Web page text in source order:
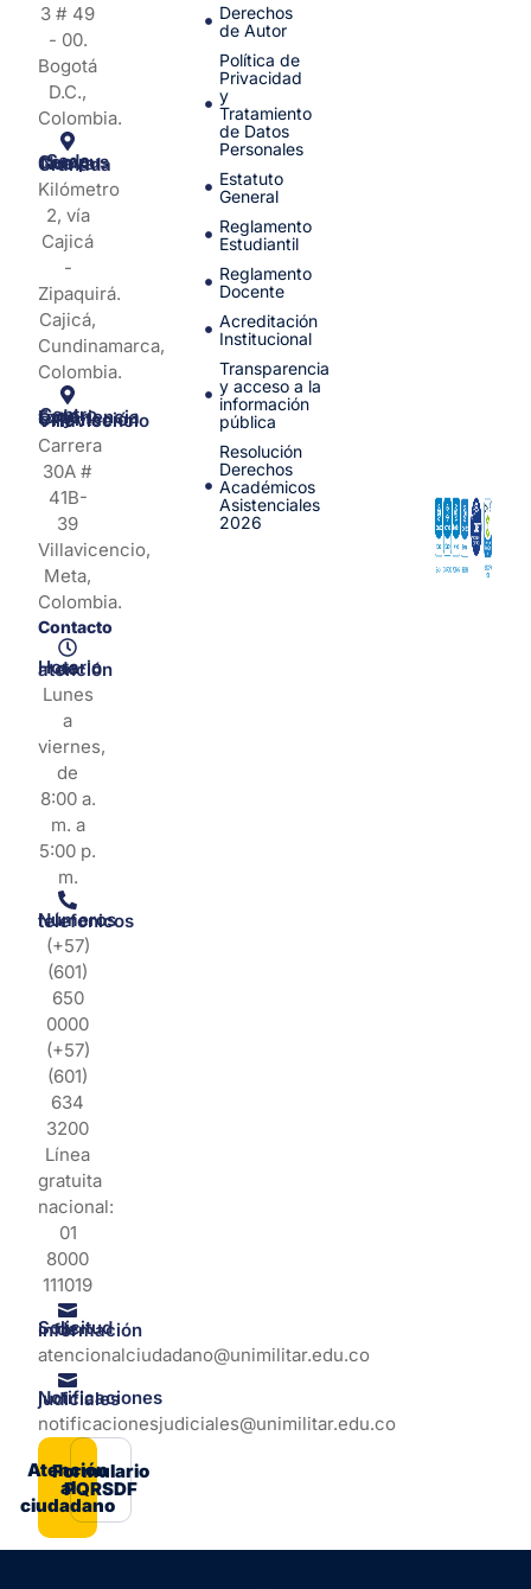
3 # 49
- 00.
Bogotá
D.C.,
Colombia.
Sede Campus Nueva Granada
Kilómetro
2, vía
Cajicá
-
Zipaquirá.
Cajicá,
Cundinamarca,
Colombia.
Centro de Experiencia y Orientación Villavicencio
Carrera
30A #
41B-
39
Villavicencio,
Meta,
Colombia.
Contacto
Horario de atención
Lunes
a
viernes,
de
8:00 a.
m. a
5:00 p.
m.
Números telefonicos
(+57)
(601)
650
0000
(+57)
(601)
634
3200
Línea
gratuita
nacional:
01
8000
111019
Solicitud de información
atencionalciudadano@unimilitar.edu.co
Notificaciones judiciales
notificacionesjudiciales@unimilitar.edu.co
Atención
al
ciudadano
Formulario
PQRSDF
Derechos
de Autor
Política de
Privacidad
y
Tratamiento
de Datos
Personales
Estatuto
General
Reglamento
Estudiantil
Reglamento
Docente
Acreditación
Institucional
Transparencia
y acceso a la
información
pública
Resolución
Derechos
Académicos
Asistenciales
2026